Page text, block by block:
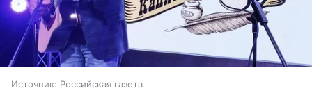
Источник: Российская газета